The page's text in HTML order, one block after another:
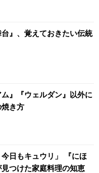
台』、覚えておきたい伝統
ム』『ウェルダン』以外に
き方
今日もキュウリ」 『にほ
つけた家庭料理の知恵